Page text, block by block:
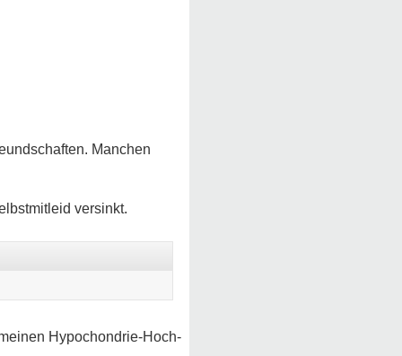
Manchen
versinkt.
Hypochondrie-Hoch-